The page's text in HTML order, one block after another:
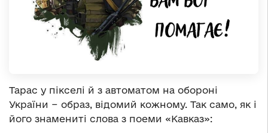
Тарас у пікселі й з автоматом на обороні
України − образ, відомий кожному. Так само, як і
його знамениті слова з поеми «Кавказ»: